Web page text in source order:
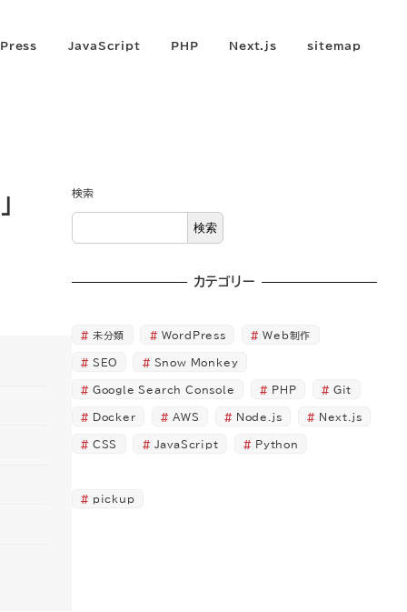
JavaScript PHP Next.js sitemap
検索
検索
カテゴリー
未分類 WordPress Web制作
SEO Snow Monkey
Google Search Console PHP Git
Docker AWS Node.js Next.js
CSS JavaScript Python
pickup